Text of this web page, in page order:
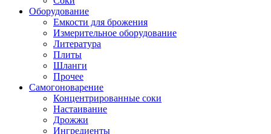
Оборудование
Емкости для брожения
Измерительное оборудование
Литература
Плиты
Шланги
Прочее
Самогоноварение
Концентрированные соки
Настаивание
Дрожжи
Ингредиенты